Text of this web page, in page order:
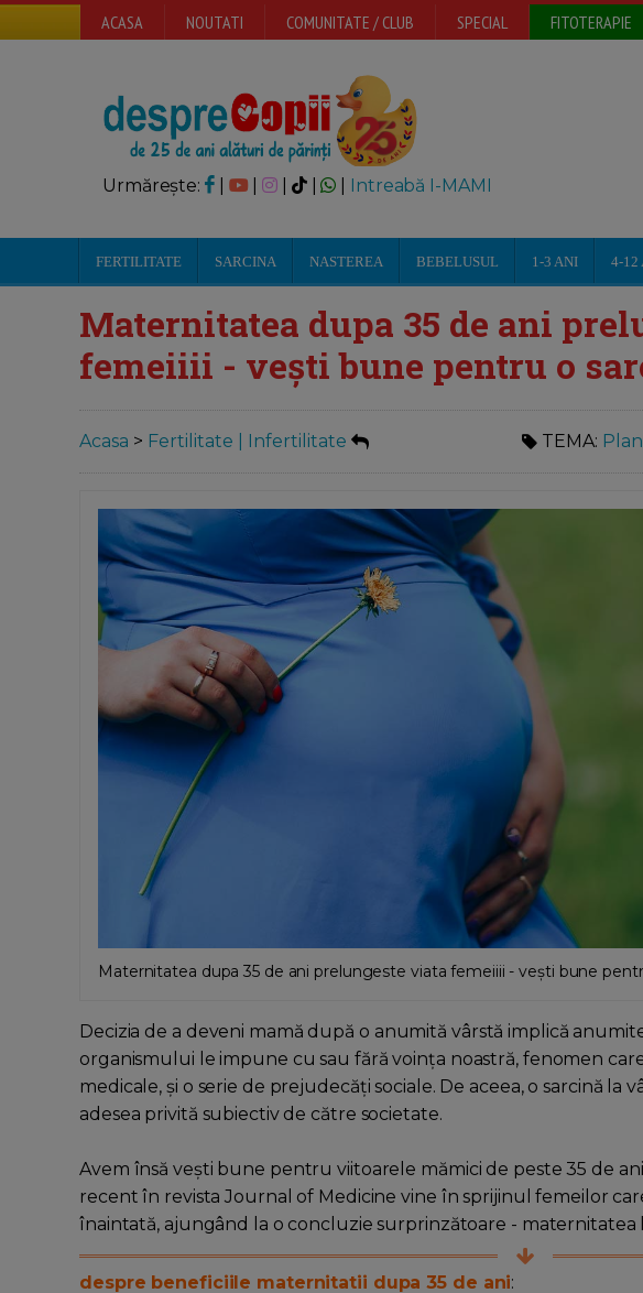
ACASA NOUTATI COMUNITATE / CLUB SPECIAL FITOTERAPIE
Urmărește: | | Intreabă I-MAMI
FERTILITATE SARCINA NASTEREA BEBELUSUL 1-3 ANI 4-12
Maternitatea dupa 35 de ani
femeiiii - vești bune pentru o
Acasa > Fertilitate | Infertilitate TEMA:
Maternitatea dupa 35 de ani prelungeste viata femeiiii - vești bune
Decizia de a deveni mamă după o anumită vârstă implică
organismului le impune cu sau fără voința noastră, fenomen
medicale, și o serie de prejudecăți sociale. De aceea, o sarcină la
adesea privită subiectiv de către societate.
Avem însă vești bune pentru viitoarele mămici de peste 35 de
recent în revista Journal of Medicine vine în sprijinul femeilor
înaintată, ajungând la o concluzie surprinzătoare -
despre beneficiile maternitatii dupa 35 de ani: